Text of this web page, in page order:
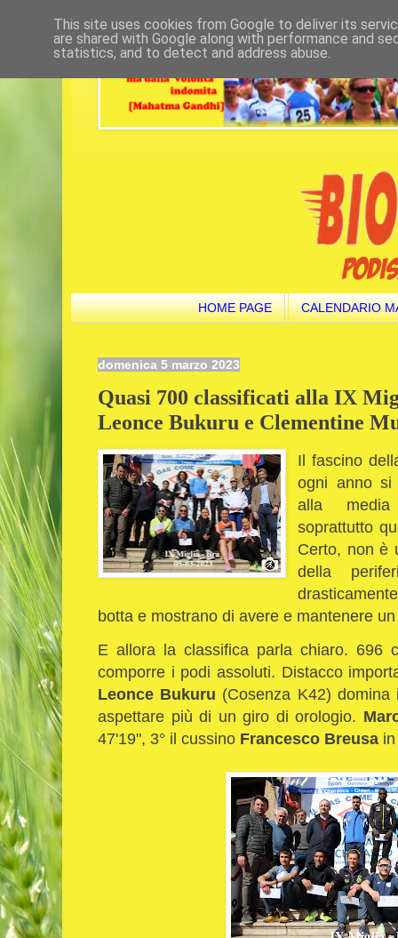
HOME PAGE CALENDARIO
domenica 5 marzo 2023
Quasi 700 classificati alla IX
Leonce Bukuru e Clementine
Il fascino
ogni anno si
alla media
soprattutto
Certo, non è
della
botta e mostrano di avere e mantenere
E allora la classifica parla chiaro. 696
comporre i podi assoluti. Distacco
Leonce Bukuru (Cosenza K42)
aspettare più di un giro di orologio.
47'19", 3° il cussino Francesco Breusa
This site uses cookies from Google to deliver its
are shared with Google along with performance and
statistics, and to detect and address abuse.